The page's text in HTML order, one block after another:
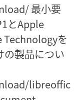
最小要
とApple
Technologyを
製品につい
libreoffic